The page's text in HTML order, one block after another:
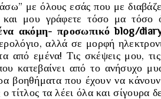
με όλους εσάς που με
μου γράφετε τόσο μα
ακόμη- προσωπικό blog/
αλλά σε μορφή
από εμένα! Τις σκέψεις μου,
κατεβαίνει από το ανήσυχο
βοηθήματα που έχουν να
τα λέει όλα και σίγουρα